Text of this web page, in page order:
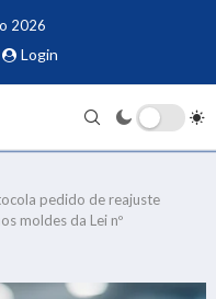
2026
Login
pedido de reajuste
moldes da Lei nº